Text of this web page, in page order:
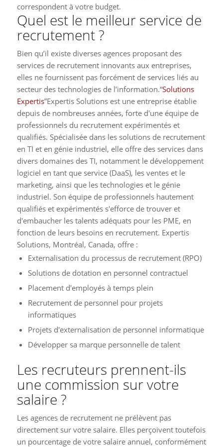
correspondent à votre budget.
Quel est le meilleur service de
recrutement ?
Bien qu’il existe diverses agences proposant des
services de recrutement innovants aux entreprises,
elles ne fournissent pas forcément de services liés au
secteur des technologies de l’information.“Solutions
Expertis”Expertis Solutions est une entreprise établie
depuis de nombreuses années, forte d'une équipe de
professionnels du recrutement expérimentés et
qualifiés. Spécialisée dans les solutions de recrutement
en TI et en génie industriel, elle offre des services dans
divers domaines des TI, notamment le développement
logiciel en tant que service (DaaS), les ventes et le
marketing, ainsi que les technologies et le génie
industriel. Son équipe de professionnels hautement
qualifiés et expérimentés s'efforce de trouver et
d'embaucher les talents adéquats pour les PME, en
fonction de leurs besoins en recrutement. Expertis
Solutions, Montréal, Canada, offre :
Externalisation du processus de recrutement (RPO)
Solutions de dotation en personnel contractuel
Placement d'employés à temps plein
Recrutement de personnel pour projets
informatiques
Projets d'externalisation de personnel informatique
Développer sa marque personnelle de talent
Les recruteurs prennent-ils
une commission sur votre
salaire ?
Les agences de recrutement ne prélèvent pas
directement sur votre salaire. Elles perçoivent toutefois
un pourcentage de votre salaire annuel, conformément